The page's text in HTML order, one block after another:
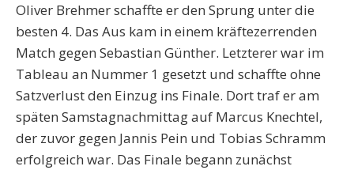
Oliver Brehmer schaffte er den Sprung unter die
besten 4. Das Aus kam in einem kräftezerrenden
Match gegen Sebastian Günther. Letzterer war im
Tableau an Nummer 1 gesetzt und schaffte ohne
Satzverlust den Einzug ins Finale. Dort traf er am
späten Samstagnachmittag auf Marcus Knechtel,
der zuvor gegen Jannis Pein und Tobias Schramm
erfolgreich war. Das Finale begann zunächst